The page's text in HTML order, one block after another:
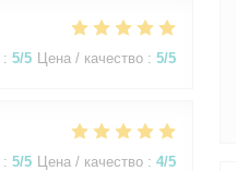
: 5/5 Цена / качество : 5/5
: 5/5 Цена / качество : 4/5